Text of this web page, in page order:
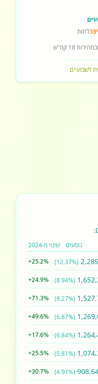
לחות
18 קמ"ש
לשבועיים
נוסעים שינוי מ-2024
(12.37%)
+25.2%
(8.94%)
+24.9%
(8.27%)
+71.3%
(6.87%)
+49.6%
(6.84%)
+17.6%
(5.81%)
+25.5%
(4.91%)
+30.7%